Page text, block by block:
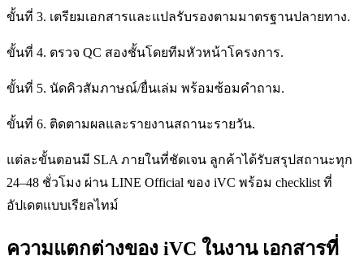
ขั้นที่ 3. เตรียมเอกสารและแปลรับรองตามมาตรฐานปลายทาง.
ขั้นที่ 4. ตรวจ QC สองชั้นโดยทีมหัวหน้าโครงการ.
ขั้นที่ 5. นัดคิวสัมภาษณ์/ยื่นเล่ม พร้อมซ้อมคำถาม.
ขั้นที่ 6. ติดตามผลและรายงานสถานะรายวัน.
แต่ละขั้นตอนมี SLA ภายในที่ชัดเจน ลูกค้าได้รับสรุปสถานะทุก
24–48 ชั่วโมง ผ่าน LINE Official ของ iVC พร้อม checklist ที่
อัปเดตแบบเรียลไทม์
ความแตกต่างของ iVC ในงาน เอกสารที่